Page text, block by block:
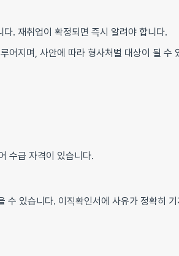
. 재취업이 확정되면 즉시 알려야 합니다.
어지며, 사안에 따라 형사처벌 대상이 될 수
수급 자격이 있습니다.
수 있습니다. 이직확인서에 사유가 정확히